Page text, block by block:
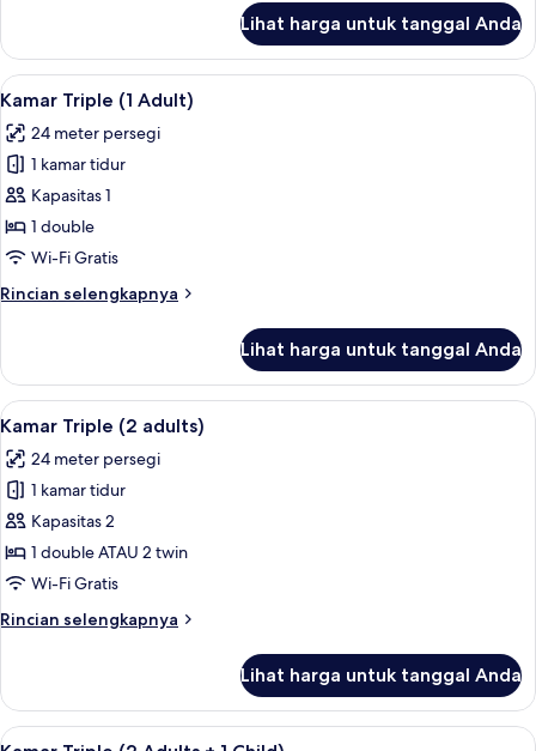
Kamar
Double
(1
+
child)
Lihat harga untuk tanggal Anda
Lihat
semua
foto
untuk
Kamar
Triple
(1
Selimut bulu angsa, brankas, meja
13
Kamar Triple (1 Adult)
24 meter persegi
1 kamar tidur
Kapasitas 1
1 double
Wi-Fi Gratis
Rincian selengkapnya
Rincian
Kamar
Triple
(1
Lihat harga untuk tanggal Anda
Lihat
semua
foto
untuk
Kamar
Triple
(2
Selimut bulu angsa, brankas, meja
13
Kamar Triple (2 adults)
24 meter persegi
1 kamar tidur
Kapasitas 2
1 double ATAU 2 twin
Wi-Fi Gratis
Rincian selengkapnya
Rincian
Kamar
Triple
Lihat harga untuk tanggal Anda
Lihat Selimut bulu angsa, brankas, meja